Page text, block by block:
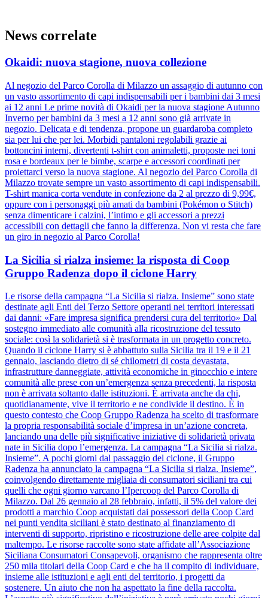
News correlate
Okaidi: nuova stagione, nuova collezione
Al negozio del Parco Corolla di Milazzo un assaggio di autunno con
un vasto assortimento di capi indispensabili per i bambini dai 3 mesi
ai 12 anni Le prime novità di Okaidi per la nuova stagione Autunno
Inverno per bambini da 3 mesi a 12 anni sono già arrivate in
negozio. Delicata e di tendenza, propone un guardaroba completo
sia per lui che per lei. Morbidi pantaloni regolabili grazie ai
bottoncini interni, divertenti t-shirt con animaletti, proposte nei toni
rosa e bordeaux per le bimbe, scarpe e accessori coordinati per
proiettarci verso la nuova stagione. Al negozio del Parco Corolla di
Milazzo trovate sempre un vasto assortimento di capi indispensabili.
T-shirt manica corta vendute in confezione da 2 al prezzo di 9,99€,
oppure con i personaggi più amati da bambini (Pokémon o Stitch)
senza dimenticare i calzini, l’intimo e gli accessori a prezzi
accessibili con dettagli che fanno la differenza. Non vi resta che fare
un giro in negozio al Parco Corolla!
La Sicilia si rialza insieme: la risposta di Coop
Gruppo Radenza dopo il ciclone Harry
Le risorse della campagna “La Sicilia si rialza. Insieme” sono state
destinate agli Enti del Terzo Settore operanti nei territori interessati
dai danni: «Fare impresa significa prendersi cura del territorio» Dal
sostegno immediato alle comunità alla ricostruzione del tessuto
sociale: così la solidarietà si è trasformata in un progetto concreto.
Quando il ciclone Harry si è abbattuto sulla Sicilia tra il 19 e il 21
gennaio, lasciando dietro di sé chilometri di costa devastata,
infrastrutture danneggiate, attività economiche in ginocchio e intere
comunità alle prese con un’emergenza senza precedenti, la risposta
non è arrivata soltanto dalle istituzioni. È arrivata anche da chi,
quotidianamente, vive il territorio e ne condivide il destino. È in
questo contesto che Coop Gruppo Radenza ha scelto di trasformare
la propria responsabilità sociale d’impresa in un’azione concreta,
lanciando una delle più significative iniziative di solidarietà privata
nate in Sicilia dopo l’emergenza. La campagna “La Sicilia si rialza.
Insieme”. A pochi giorni dal passaggio del ciclone, il Gruppo
Radenza ha annunciato la campagna “La Sicilia si rialza. Insieme”,
coinvolgendo direttamente migliaia di consumatori siciliani tra cui
quelli che ogni giorno varcano l’Ipercoop del Parco Corolla di
Milazzo. Dal 26 gennaio al 28 febbraio, infatti, il 5% del valore dei
prodotti a marchio Coop acquistati dai possessori della Coop Card
nei punti vendita siciliani è stato destinato al finanziamento di
interventi di supporto, ripristino e ricostruzione delle aree colpite dal
maltempo. Le risorse raccolte sono state affidate all’Associazione
Siciliana Consumatori Consapevoli, organismo che rappresenta oltre
250 mila titolari della Coop Card e che ha il compito di individuare,
insieme alle istituzioni e agli enti del territorio, i progetti da
sostenere. Un aiuto che non ha aspettato la fine della raccolta.